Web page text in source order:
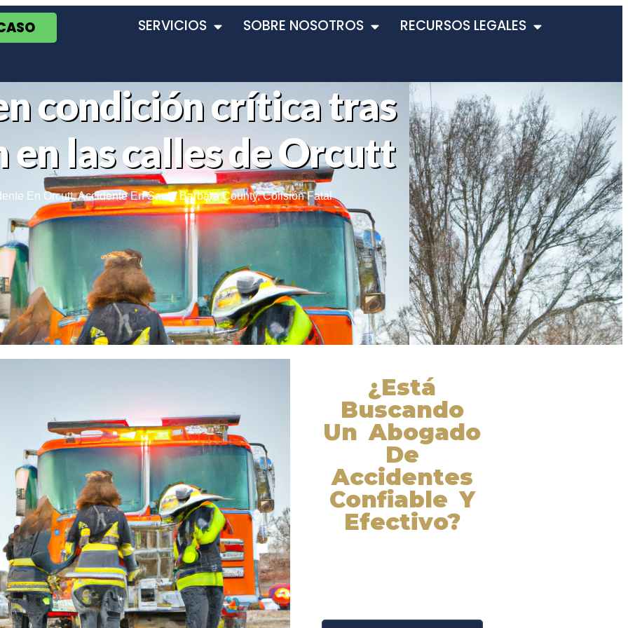
SERVICIOS SOBRE NOSOTROS RECURSOS LEGALES
condición crítica tras
en las calles de Orcutt
En Orcutt,Accidente En Santa Barbara County,Colisión Fatal
¿Está
Buscando
Un Abogado
De
Accidentes
Confiable Y
Efectivo?